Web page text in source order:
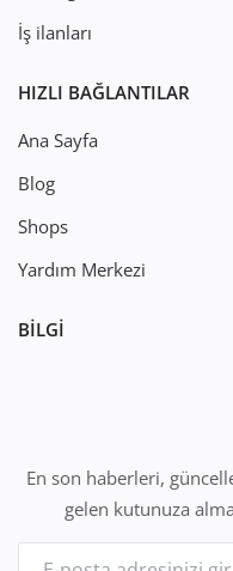
İş ilanları
HIZLI BAĞLANTILAR
Ana Sayfa
Blog
Shops
Yardım Merkezi
BILGI
En son haberleri,
gelen kutunuza